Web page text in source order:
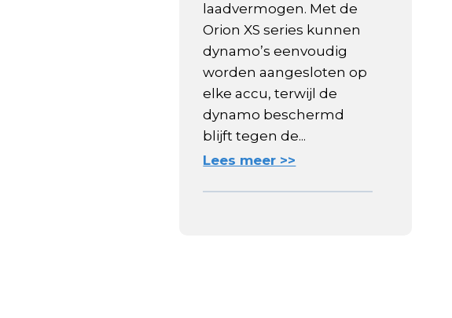
laadvermogen. Met de
Orion XS series kunnen
dynamo’s eenvoudig
worden aangesloten op
elke accu, terwijl de
dynamo beschermd
blijft tegen de...
Lees meer >>